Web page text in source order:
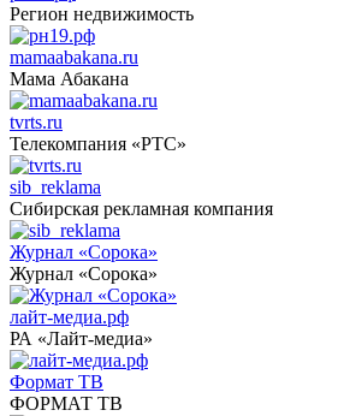
Регион недвижимость
mamaabakana.ru
Мама Абакана
tvrts.ru
Телекомпания «РТС»
sib_reklama
Сибирская рекламная компания
Журнал «Сорока»
Журнал «Сорока»
лайт-медиа.рф
РА «Лайт-медиа»
Формат ТВ
ФОРМАТ ТВ